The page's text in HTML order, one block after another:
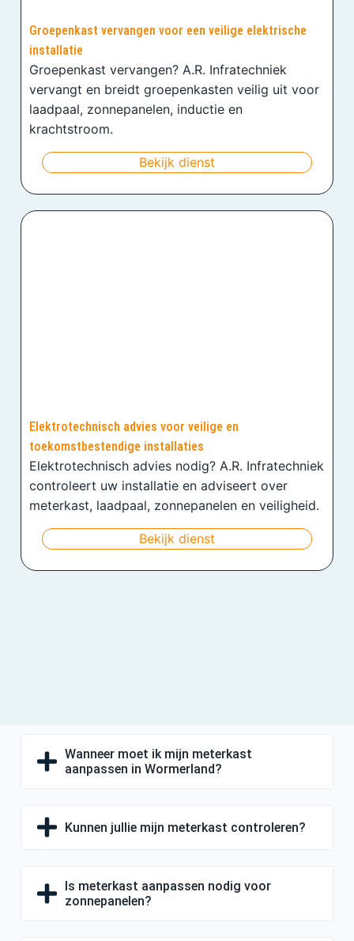
Groepenkast vervangen voor een veilige elektrische
installatie
Groepenkast vervangen? A.R. Infratechniek
vervangt en breidt groepenkasten veilig uit voor
laadpaal, zonnepanelen, inductie en
krachtstroom.
Bekijk dienst
Elektrotechnisch advies voor veilige en
toekomstbestendige installaties
Elektrotechnisch advies nodig? A.R. Infratechniek
controleert uw installatie en adviseert over
meterkast, laadpaal, zonnepanelen en veiligheid.
Bekijk dienst
Wanneer moet ik mijn meterkast
aanpassen in Wormerland?
Kunnen jullie mijn meterkast controleren?
Is meterkast aanpassen nodig voor
zonnepanelen?